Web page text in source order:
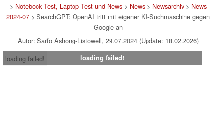
> Notebook Test, Laptop Test und News> News> Newsarchiv> News
2024-07 > SearchGPT: OpenAI tritt mit eigener KI-Suchmaschine gegen
Google an
Autor: Sarfo Ashong-Listowell, 29.07.2024 (Update: 18.02.2026)
loading failed!
loading failed!